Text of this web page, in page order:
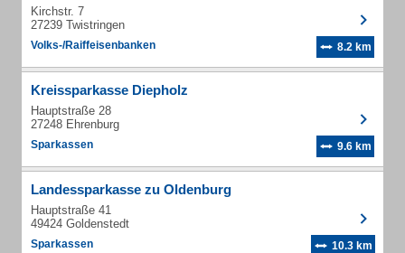
Kirchstr. 7
27239 Twistringen
Volks-/Raiffeisenbanken 8.2 km
Kreissparkasse Diepholz
Hauptstraße 28
27248 Ehrenburg
Sparkassen 9.6 km
Landessparkasse zu Oldenburg
Hauptstraße 41
49424 Goldenstedt
Sparkassen 10.3 km